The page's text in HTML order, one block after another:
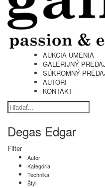
AUKCIA UMENIA
GALERIJNÝ
SÚKROMNÝ
AUTORI
KONTAKT
Degas Edgar
Filter
Autor
Kategória
Technika
Štýl